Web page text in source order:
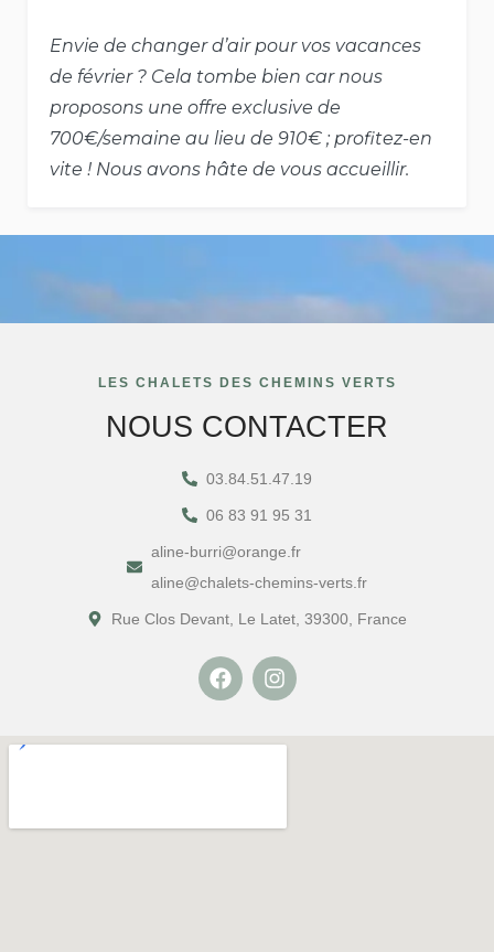
Envie de changer d’air pour vos vacances
de février ? Cela tombe bien car nous
proposons une offre exclusive de
700€/semaine au lieu de 910€ ; profitez-en
vite ! Nous avons hâte de vous accueillir.
LES CHALETS DES CHEMINS VERTS
NOUS CONTACTER
03.84.51.47.19
06 83 91 95 31
aline-burri@orange.fr
aline@chalets-chemins-verts.fr
Rue Clos Devant, Le Latet, 39300, France